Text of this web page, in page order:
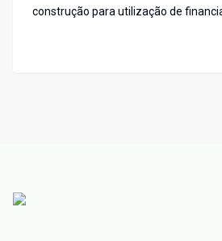
construção para utilização de